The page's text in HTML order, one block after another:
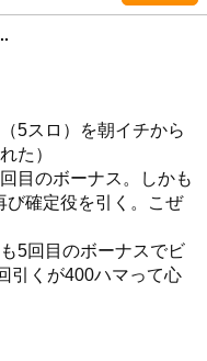
5スロ）を朝イチから
た）
目のボーナス。しかも
び確定役を引く。こぜ
5回目のボーナスでビ
引くが400ハマって心